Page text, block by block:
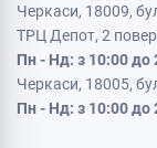
Черкаси, 18009,
ТРЦ Депот, 2
Пн - Нд: з 10:00 до
Черкаси, 18005,
Пн - Нд: з 10:00 до